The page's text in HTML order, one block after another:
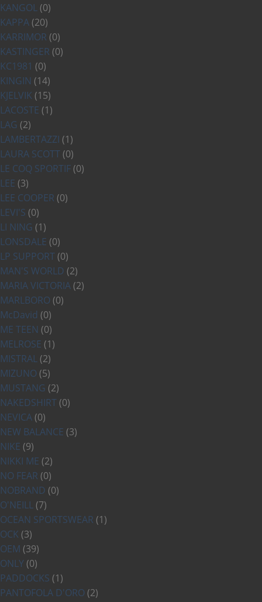
KANGOL (0)
KAPPA (20)
KARRIMOR (0)
KASTINGER (0)
KC1981 (0)
KINGIN (14)
KJELVIK (15)
LACOSTE (1)
LAG (2)
LAMBERTAZZI (1)
LAURA SCOTT (0)
LE COQ SPORTIF (0)
LEE (3)
LEE COOPER (0)
LEVI'S (0)
LI NING (1)
LONSDALE (0)
LP SUPPORT (0)
MAN'S WORLD (2)
MARIA VICTORIA (2)
MARLBORO (0)
McDavid (0)
ME TEEN (0)
MELROSE (1)
MISTRAL (2)
MIZUNO (5)
MUSTANG (2)
NAKEDSHIRT (0)
NEVICA (0)
NEW BALANCE (3)
NIKE (9)
NIKKI ME (2)
NO FEAR (0)
NOBRAND (0)
O'NEILL (7)
OCEAN SPORTSWEAR (1)
OCK (3)
OEM (39)
ONLY (0)
PADDOCKS (1)
PANTOFOLA D'ORO (2)